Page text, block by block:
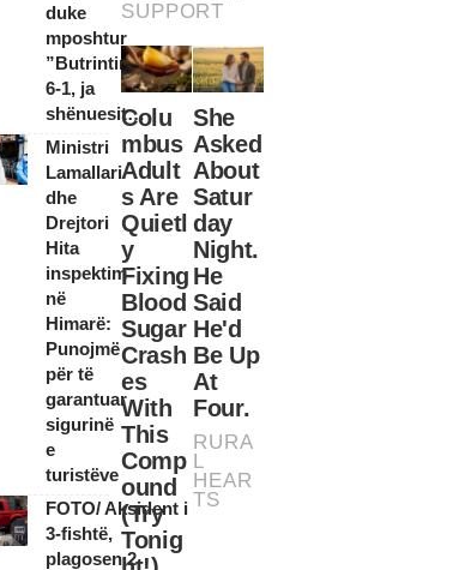
duke
mposhtur
”Butrintin”
6-1, ja
shënuesit…
Ministri
Lamallari
dhe
Drejtori
Hita
inspektim
në
Himarë:
Punojmë
për të
garantuar
sigurinë
e
turistëve
FOTO/ Aksident i
3-fishtë,
plagosen 2